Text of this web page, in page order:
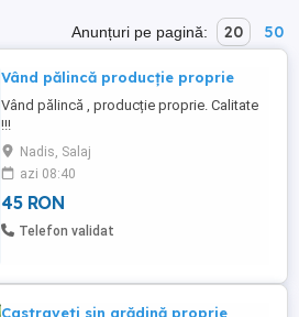
Anunțuri pe pagină: 20 50
Vând pălincă producție proprie
Vând pălincă , producție proprie. Calitate
!!!
Nadis, Salaj
azi 08:40
45 RON
Telefon validat
Castraveti sin grădină proprie